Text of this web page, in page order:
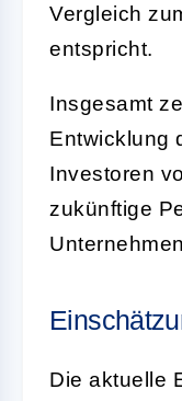
Vergleich
entspricht.
Insgesamt
Entwicklung
Investoren
zukünftige
Die aktuelle